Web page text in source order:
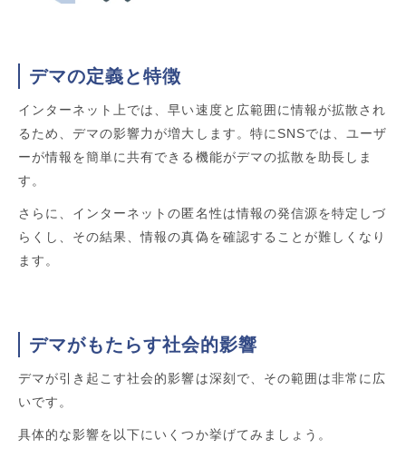
デマの定義と特徴
インターネット上では、早い速度と広範囲に情報が拡散され
るため、デマの影響力が増大します。特にSNSでは、ユーザ
ーが情報を簡単に共有できる機能がデマの拡散を助長しま
す。
さらに、インターネットの匿名性は情報の発信源を特定しづ
らくし、その結果、情報の真偽を確認することが難しくなり
ます。
デマがもたらす社会的影響
デマが引き起こす社会的影響は深刻で、その範囲は非常に広
いです。
具体的な影響を以下にいくつか挙げてみましょう。